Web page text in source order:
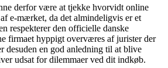
derfor være at tjekke hvorvidt online
e-mærket, da det almindeligvis er et
respekterer den officielle danske
firmaet hyppigt overværes af jurister der
desuden en god anledning til at blive
udsat for dilemmaer ved dit indkøb.